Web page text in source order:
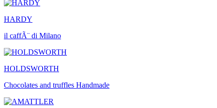
HARDY
il caffÃ¨ di Milano
HOLDSWORTH
Chocolates and truffles Handmade